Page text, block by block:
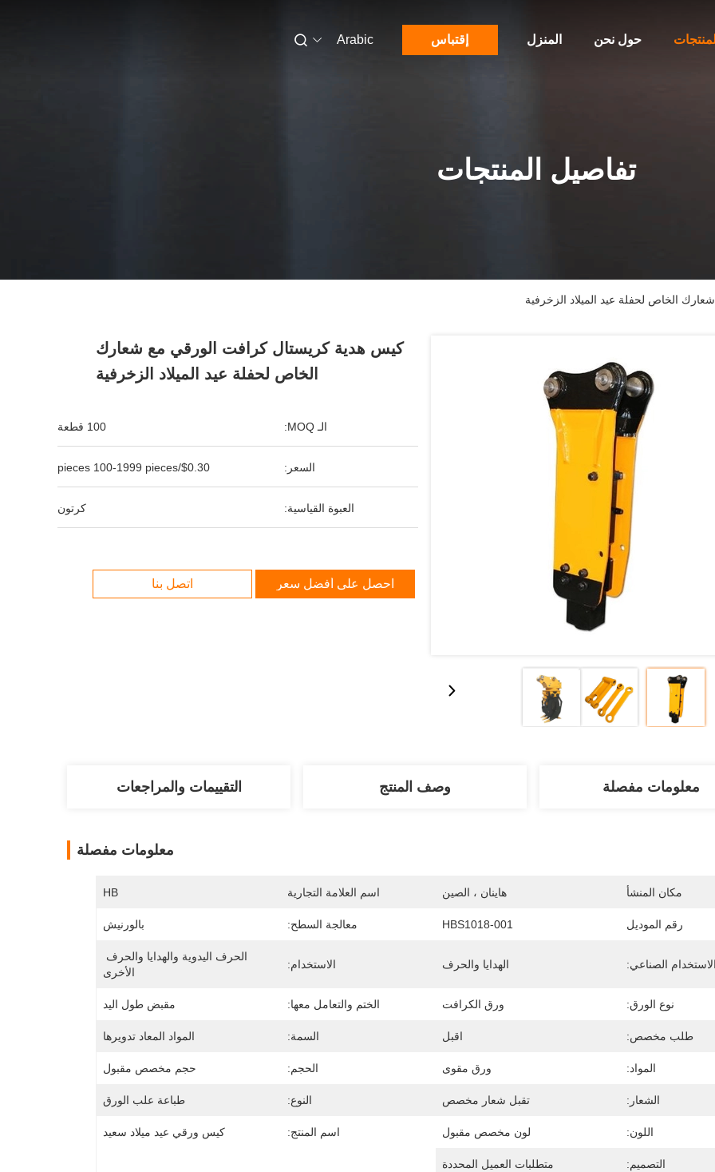
المنزل حول نحن المنتجات إقتباس Arabic
تفاصيل المنتجات
الخاص لحفلة عيد الميلاد الزخرفية
كيس هدية كريستال كرافت الورقي مع شعارك
الخاص لحفلة عيد الميلاد الزخرفية
الـ MOQ: 100 قطعة
السعر: $0.30/pieces 100-1999 pieces
العبوة القياسية: كرتون
احصل على أفضل سعر اتصل بنا
معلومات مفصلة وصف المنتج التقييمات والمراجعات
معلومات مفصلة
مكان المنشأ هاينان ، الصين اسم العلامة التجارية HB
رقم الموديل HBS1018-001 معالجة السطح: بالورنيش
الاستخدام الصناعي: الهدايا والحرف الاستخدام:
الأخرى
نوع الورق: ورق الكرافت الختم والتعامل معها: مقبض طول اليد
طلب مخصص: اقبل السمة: المواد المعاد تدويرها
المواد: ورق مقوى الحجم: حجم مخصص مقبول
الشعار: تقبل شعار مخصص النوع: طباعة علب الورق
اللون: لون مخصص مقبول اسم المنتج: كيس ورقي عيد ميلاد سعيد
التصميم: متطلبات العميل المحددة